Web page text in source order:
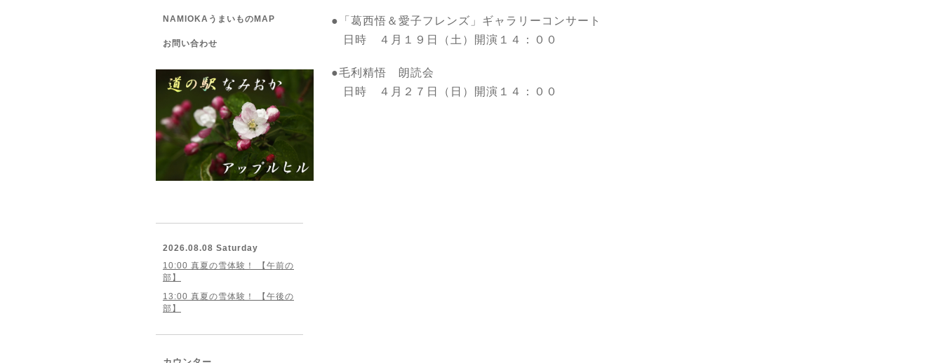
●「葛西悟＆愛子フレンズ」ギャラリーコンサート
日時 ４月１９日（土）開演１４：００
●毛利精悟 朗読会
日時 ４月２７日（日）開演１４：００
NAMIOKAうまいものMAP
お問い合わせ
2026.08.08 Saturday
10:00 真夏の雪体験！ 【午前の
部】
13:00 真夏の雪体験！ 【午後の
部】